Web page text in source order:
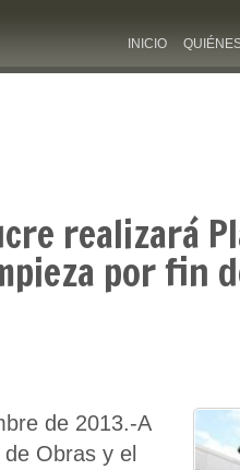
INICIO
realizará
por fin
de 2013.-A
Obras y el